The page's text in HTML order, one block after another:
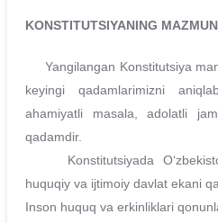
KONSTITUTSIYANING
Yangilangan Konstitutsiya
keyingi qadamlarimizni
ahamiyatli masala, adolatli
qadamdir.
Konstitutsiyada
huquqiy va ijtimoiy davlat ekani
Inson huquq va erkinliklari